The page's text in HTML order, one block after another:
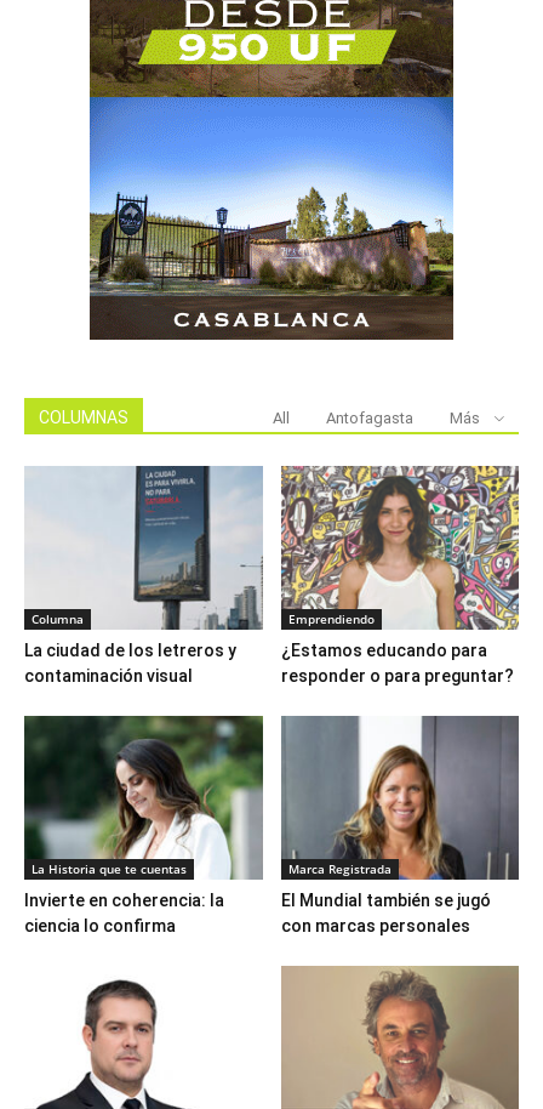
COLUMNAS All Antofagasta Más
Columna
La ciudad de los letreros y
contaminación visual
Emprendiendo
¿Estamos educando para
responder o para preguntar?
La Historia que te cuentas
Invierte en coherencia: la
ciencia lo confirma
Marca Registrada
El Mundial también se jugó
con marcas personales